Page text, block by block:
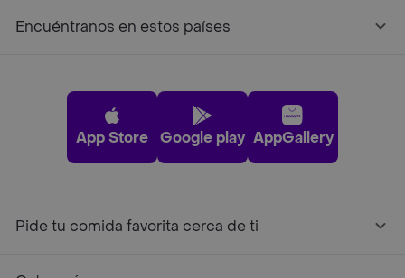
Encuéntranos en estos países
App Store Google play AppGallery
Pide tu comida favorita cerca de ti